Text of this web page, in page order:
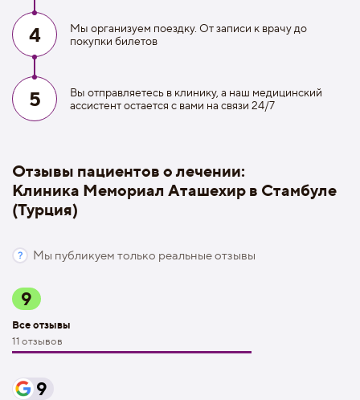
4
Мы организуем поездку. От записи к врачу до
покупки билетов
5
Вы отправляетесь в клинику, а наш медицинский
ассистент остается с вами на связи 24/7
Отзывы пациентов о лечении:
Клиника Мемориал Аташехир в Стамбуле
(Турция)
Мы публикуем только реальные отзывы
9
Все отзывы
11 отзывов
9